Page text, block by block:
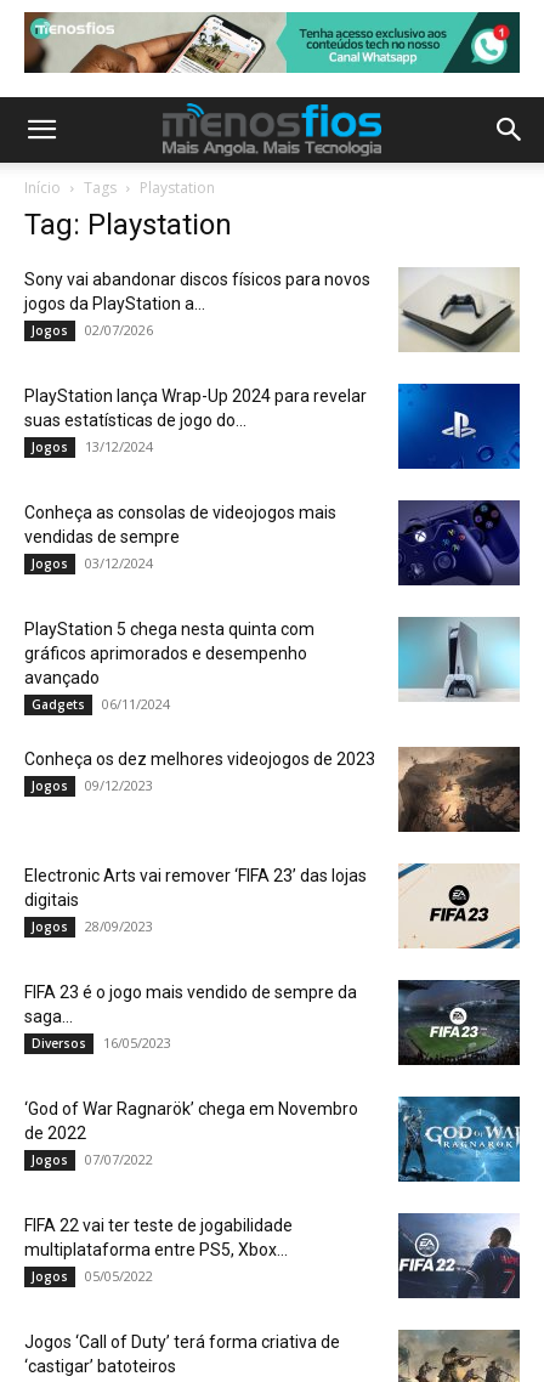
Início Tags Playstation
Tag: Playstation
Sony vai abandonar discos físicos para novos
jogos da PlayStation a...
Jogos 02/07/2026
PlayStation lança Wrap-Up 2024 para revelar
suas estatísticas de jogo do...
Jogos 13/12/2024
Conheça as consolas de videojogos mais
vendidas de sempre
Jogos 03/12/2024
PlayStation 5 chega nesta quinta com
gráficos aprimorados e desempenho
avançado
Gadgets 06/11/2024
Conheça os dez melhores videojogos de 2023
Jogos 09/12/2023
Electronic Arts vai remover ‘FIFA 23’ das lojas
digitais
Jogos 28/09/2023
FIFA 23 é o jogo mais vendido de sempre da
saga...
Diversos 16/05/2023
‘God of War Ragnarök’ chega em Novembro
de 2022
Jogos 07/07/2022
FIFA 22 vai ter teste de jogabilidade
multiplataforma entre PS5, Xbox...
Jogos 05/05/2022
Jogos ‘Call of Duty’ terá forma criativa de
‘castigar’ batoteiros